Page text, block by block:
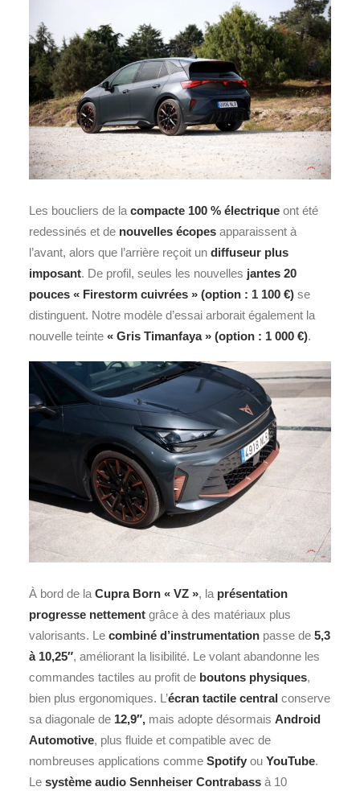
Les boucliers de la compacte 100 % électrique ont été
redessinés et de nouvelles écopes apparaissent à
l’avant, alors que l’arrière reçoit un diffuseur plus
imposant. De profil, seules les nouvelles jantes 20
pouces « Firestorm cuivrées » (option : 1 100 €) se
distinguent. Notre modèle d’essai arborait également la
nouvelle teinte « Gris Timanfaya » (option : 1 000 €).
À bord de la Cupra Born « VZ », la présentation
progresse nettement grâce à des matériaux plus
valorisants. Le combiné d’instrumentation passe de 5,3
à 10,25″, améliorant la lisibilité. Le volant abandonne les
commandes tactiles au profit de boutons physiques,
bien plus ergonomiques. L’écran tactile central conserve
sa diagonale de 12,9″, mais adopte désormais Android
Automotive, plus fluide et compatible avec de
nombreuses applications comme Spotify ou YouTube.
Le système audio Sennheiser Contrabass à 10